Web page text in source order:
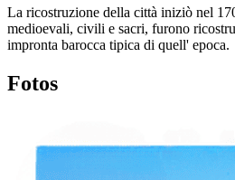
La ricostruzione della città iniziò nel
medioevali, civili e sacri, furono
impronta barocca tipica di quell' epoca.
Fotos